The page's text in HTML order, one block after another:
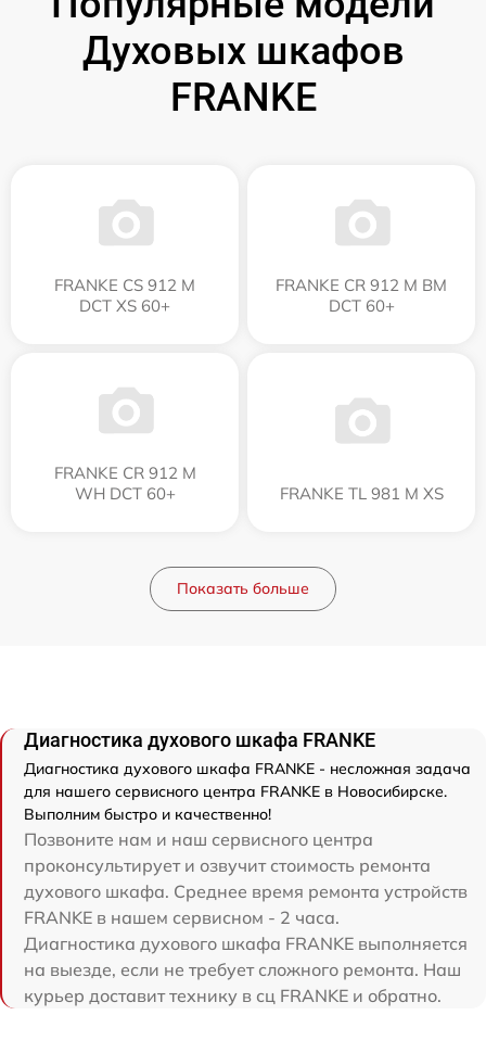
Духовых шкафов
FRANKE
FRANKE CS 912 M
DCT XS 60+
FRANKE CR 912 M BM
DCT 60+
FRANKE CR 912 M
WH DCT 60+
FRANKE TL 981 M XS
Показать больше
Диагностика духового шкафа FRANKE
Диагностика духового шкафа FRANKE - несложная задача
для нашего сервисного центра FRANKE в Новосибирске.
Выполним быстро и качественно!
Позвоните нам и наш сервисного центра
проконсультирует и озвучит стоимость ремонта
духового шкафа. Среднее время ремонта устройств
FRANKE в нашем сервисном - 2 часа.
Диагностика духового шкафа FRANKE выполняется
на выезде, если не требует сложного ремонта. Наш
курьер доставит технику в сц FRANKE и обратно.